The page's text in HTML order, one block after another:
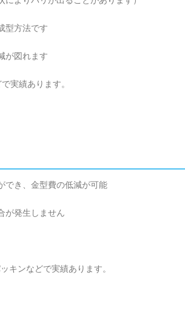
型方法です
が図れます
実績あります。
でき、金型費の低減が可能
が発生しません
キンなどで実績あります。